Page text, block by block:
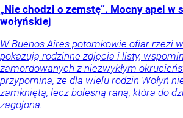
„Nie chodzi o zemstę”. Mocny apel w
wołyńskiej
W Buenos Aires potomkowie ofiar rzezi
pokazują rodzinne zdjęcia i listy,
zamordowanych z niezwykłym
przypomina, że dla wielu rodzin Wołyń
zamkniętą, lecz bolesną raną, która do
zagojona.